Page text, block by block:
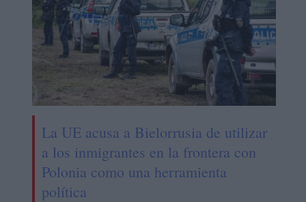
La UE acusa a Bielorrusia de utilizar
a los inmigrantes en la frontera con
Polonia como una herramienta
política